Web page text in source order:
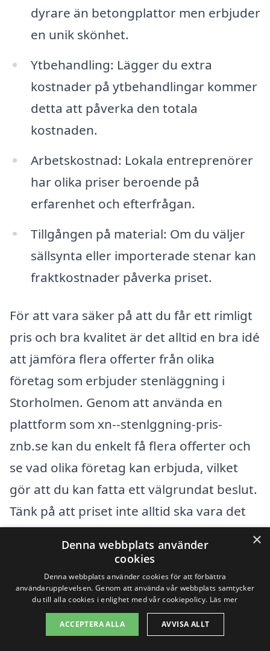
dyrare än betongplattor men erbjuder
en unik skönhet.
Ytbehandling: Lägger du extra
kostnader på ytbehandlingar kommer
detta att påverka den totala
kostnaden.
Arbetskostnad: Lokala entreprenörer
har olika priser beroende på
erfarenhet och efterfrågan.
Tillgången på material: Om du väljer
sällsynta eller importerade stenar kan
fraktkostnader påverka priset.
För att vara säker på att du får ett rimligt
pris och bra kvalitet är det alltid en bra idé
att jämföra flera offerter från olika
företag som erbjuder stenläggning i
Storholmen. Genom att använda en
plattform som xn--stenlggning-pris-
znb.se kan du enkelt få flera offerter och
se vad olika företag kan erbjuda, vilket
gör att du kan fatta ett välgrundat beslut.
Tänk på att priset inte alltid ska vara det
enda kriteriet; kvaliteten på arbetet och
företagets rykte är minst lika viktiga
faktorer att överväga.
Få 3 erbjudanden, gratis och utan
förpliktelser
×
Denna webbplats använder
cookies
Denna webbplats använder cookies för att förbättra
användarupplevelsen. Genom att använda vår webbplats samtycker
du till alla cookies i enlighet med vår cookiepolicy. Läs mer
ACCEPTERA ALLA AVVISA ALLT